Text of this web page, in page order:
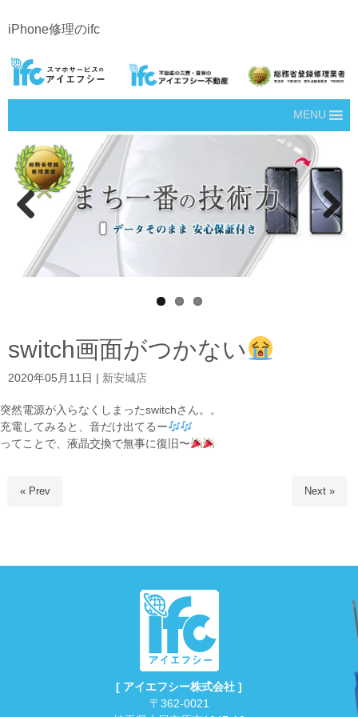
iPhone修理のifc
MENU
Next
switch画面がつかない
2020年05月11日 新安城店
突然電源が入らなくしまったswitchさん。。
充電してみると、音だけ出てるー
ってことで、液晶交換で無事に復旧〜
« Prev Next »
[ アイエフシー株式会社 ]
〒362-0021